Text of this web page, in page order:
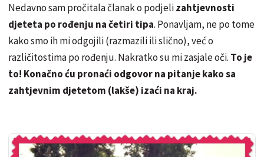
Nedavno sam pročitala članak o podjelizahtjevnosti
djeteta po rođenju na četiri tipa. Ponavljam, ne po tome
kako smo ih mi odgojili (razmazili ili slično), već o
različitostima po rođenju. Nakratko su mi zasjale oči. To je
to! Konačno ću pronaći odgovor na pitanje kako sa
zahtjevnim djetetom (lakše) izaći na kraj.